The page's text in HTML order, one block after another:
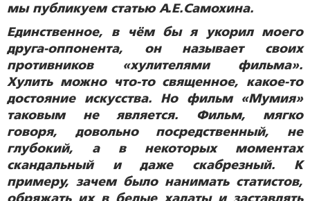
мы публикуем статью А.Е.Самохина.
Единственное, в чём бы я укорил моего
друга-оппонента, он называет своих
противников «хулителями фильма».
Хулить можно что-то священное, какое-то
достояние искусства. Но фильм «Мумия»
таковым не является. Фильм, мягко
говоря, довольно посредственный, не
глубокий, а в некоторых моментах
скандальный и даже скабрезный. К
примеру, зачем было нанимать статистов,
обряжать их в белые халаты и заставлять